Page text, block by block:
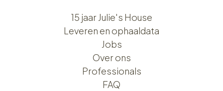
15 jaar Julie's House
Leveren en ophaaldata
Jobs
Over ons​​
Professionals
FAQ